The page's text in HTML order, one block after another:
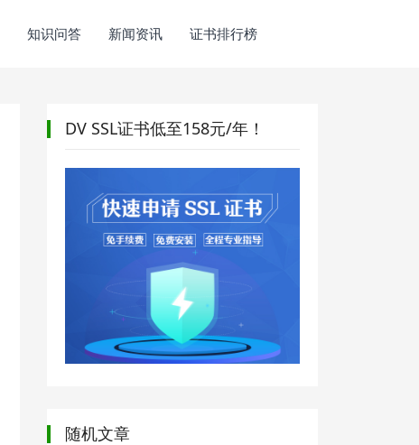
知识问答 新闻资讯 证书排行榜
DV SSL证书低至158元/年！
随机文章